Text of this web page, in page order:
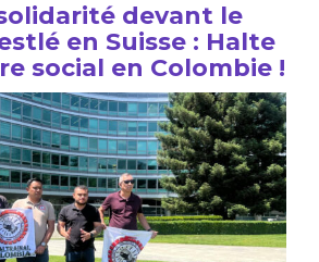
devant le
en Suisse : Halte
social en Colombie !